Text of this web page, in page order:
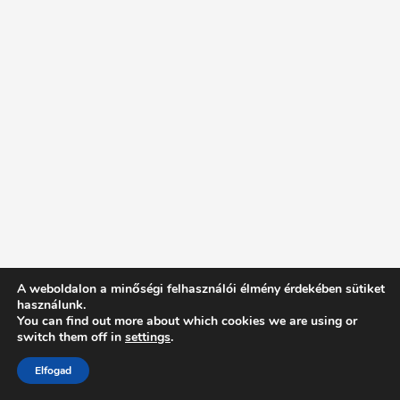
Intentionally Blank - Proudly powered by WordPress
A weboldalon a minőségi felhasználói élmény érdekében sütiket
használunk.
You can find out more about which cookies we are using or
switch them off in settings.
Elfogad